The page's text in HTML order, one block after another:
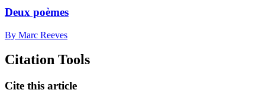
Deux poèmes
By Marc Reeves
Citation Tools
Cite this article